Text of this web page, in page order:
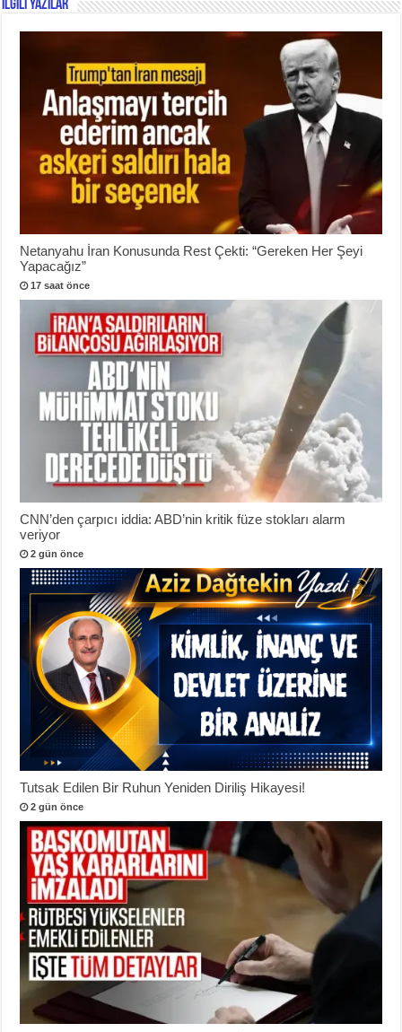
İlgili Yazılar
Netanyahu İran Konusunda Rest Çekti: “Gereken Her Şeyi
Yapacağız”
17 saat önce
CNN’den çarpıcı iddia: ABD’nin kritik füze stokları alarm
veriyor
2 gün önce
Tutsak Edilen Bir Ruhun Yeniden Diriliş Hikayesi!
2 gün önce